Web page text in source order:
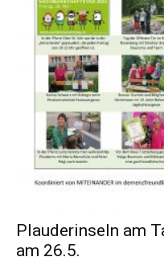
Plauderinseln am
am 26.5.